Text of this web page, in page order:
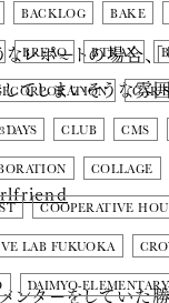
BACKLOG BAKE
BREAQ BTRAX
CAR-
CLUB CMS
COLLAGE
COOPERATIVE
LAB FUKUOKA
DAIMYO-
なレポートの場合
てしまいそうな雰
ンターをしていた